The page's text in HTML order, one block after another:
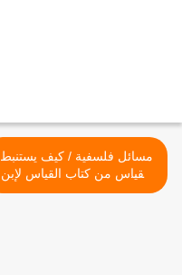
مسائل فلسفية / كيف يستنبط
القياس من كتاب القياس لإبن
رشد >